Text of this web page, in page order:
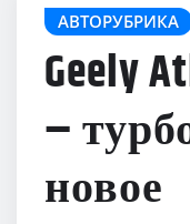
АВТОРУБРИКА
Geely
–
новое